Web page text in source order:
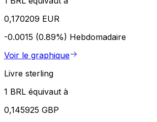
0,170209 EUR
-0.0015 (0.89%) Hebdomadaire
Voir le graphique
Livre sterling
1 BRL équivaut à
0,145925 GBP